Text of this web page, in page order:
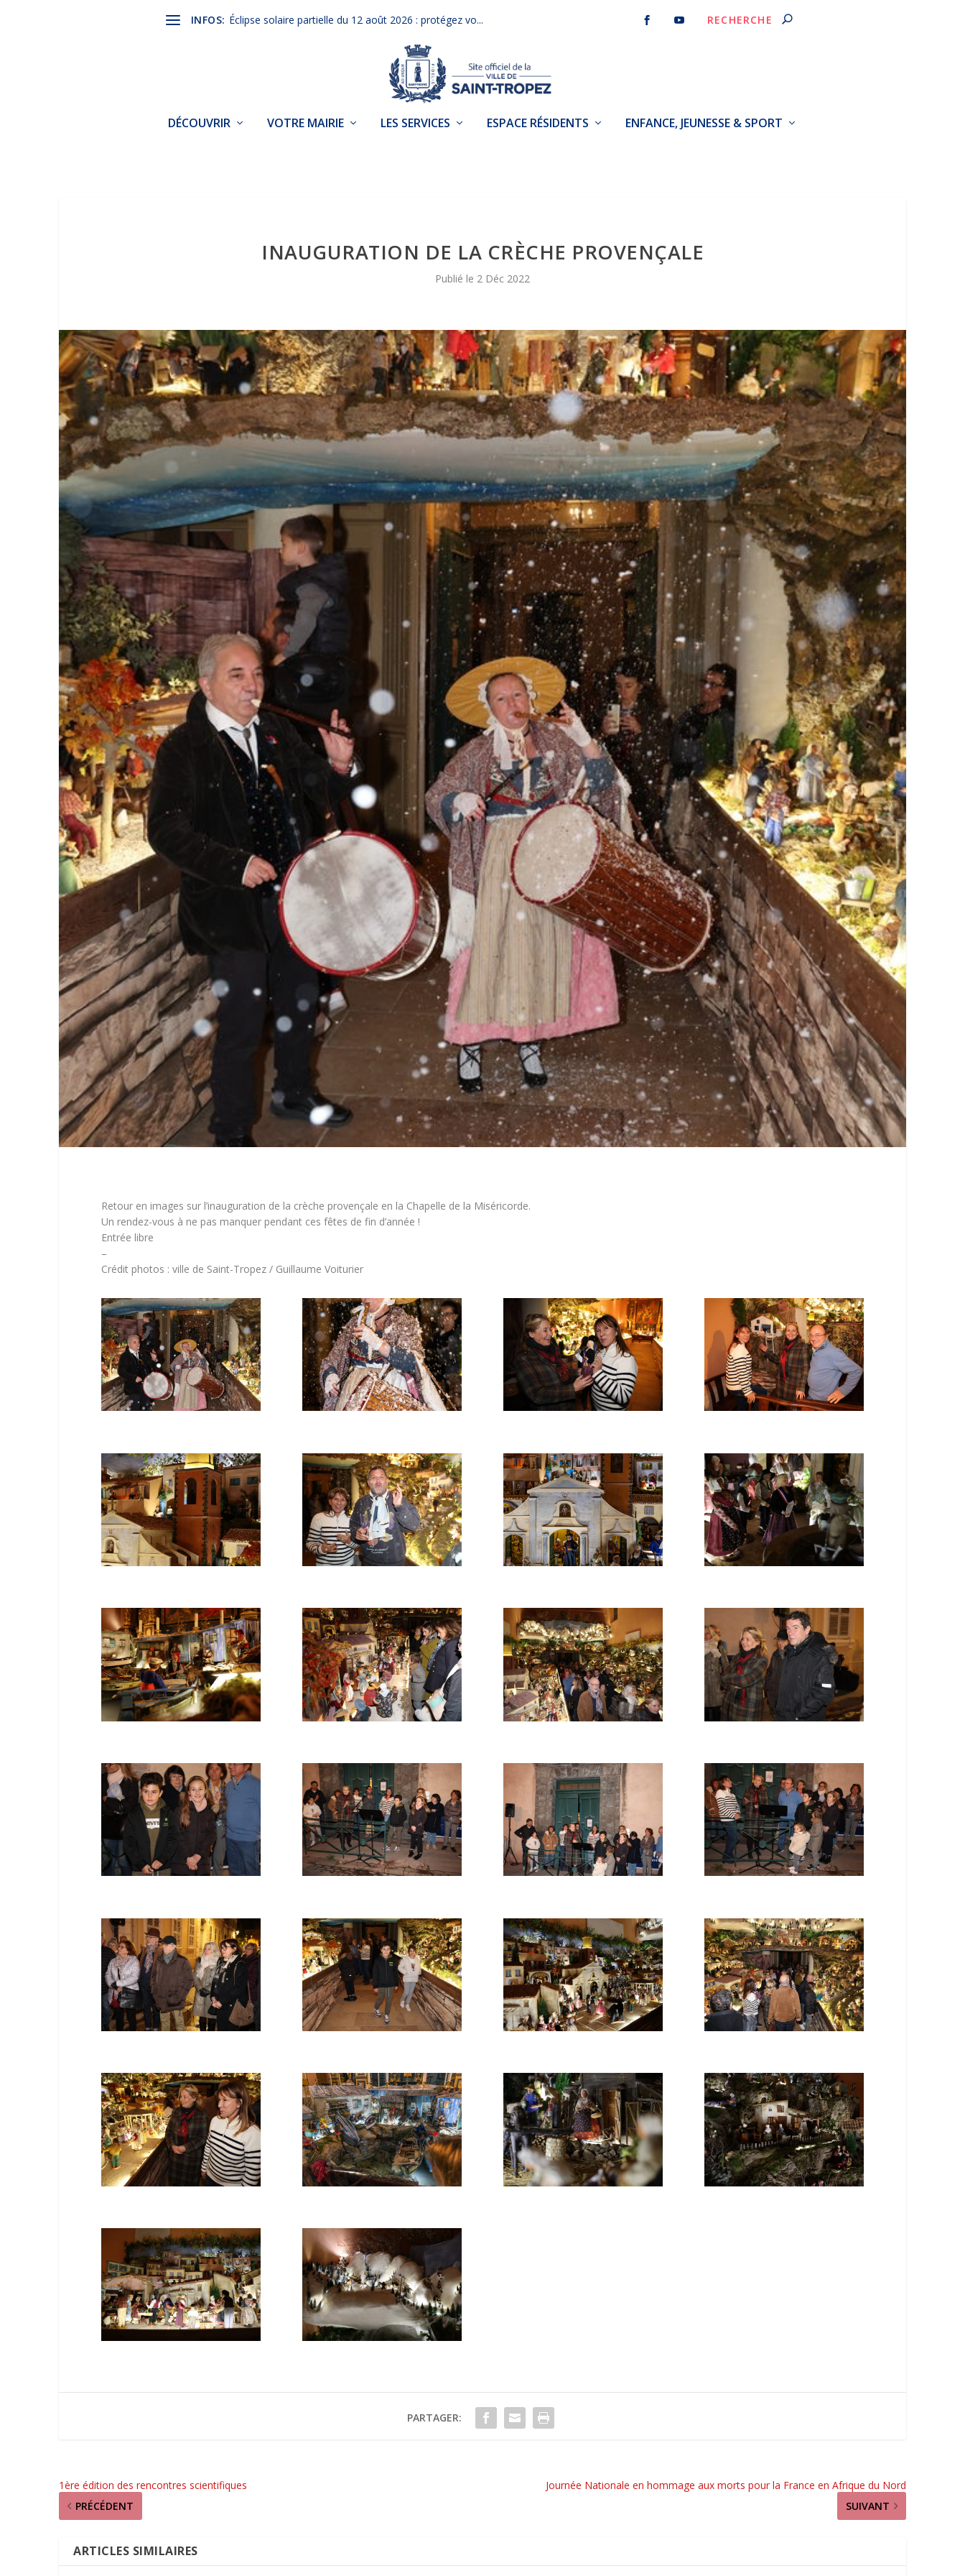
INFOS: Éclipse solaire partielle du 12 août 2026 : protégez vo...
DÉCOUVRIR VOTRE MAIRIE LES SERVICES ESPACE RÉSIDENTS ENFANCE, JEUNESSE & SPORT
INAUGURATION DE LA CRÈCHE PROVENÇALE
2 Déc 2022
Retour en images sur l’inauguration de la crèche provençale en la Chapelle de la Miséricorde.
Un rendez-vous à ne pas manquer pendant ces fêtes de fin d’année !
Entrée libre
–
Crédit photos : ville de Saint-Tropez / Guillaume Voiturier
PARTAGER:
1ère édition des rencontres scientifiques
PRÉCÉDENT
Journée Nationale en hommage aux morts pour la France en Afrique du Nord
SUIVANT
ARTICLES SIMILAIRES